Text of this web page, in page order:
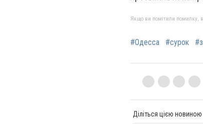
Якщо ви помітили помилку,
#Одесса #сурок
Діліться цією